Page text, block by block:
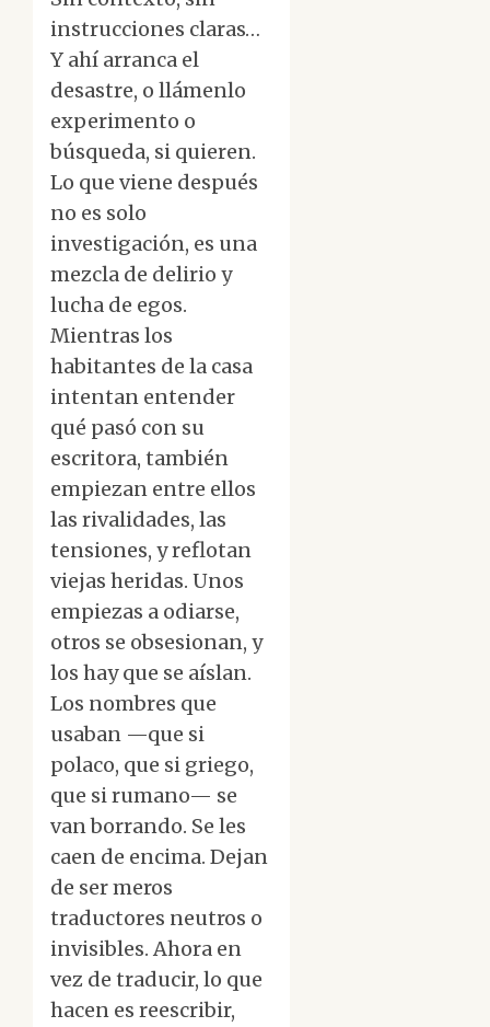
instrucciones claras…
Y ahí arranca el
desastre, o llámenlo
experimento o
búsqueda, si quieren.
Lo que viene después
no es solo
investigación, es una
mezcla de delirio y
lucha de egos.
Mientras los
habitantes de la casa
intentan entender
qué pasó con su
escritora, también
empiezan entre ellos
las rivalidades, las
tensiones, y reflotan
viejas heridas. Unos
empiezas a odiarse,
otros se obsesionan, y
los hay que se aíslan.
Los nombres que
usaban —que si
polaco, que si griego,
que si rumano— se
van borrando. Se les
caen de encima. Dejan
de ser meros
traductores neutros o
invisibles. Ahora en
vez de traducir, lo que
hacen es reescribir,